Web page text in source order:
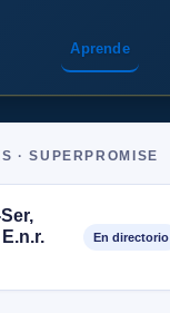
Aprende
· SUPERPROMISE
En directorio